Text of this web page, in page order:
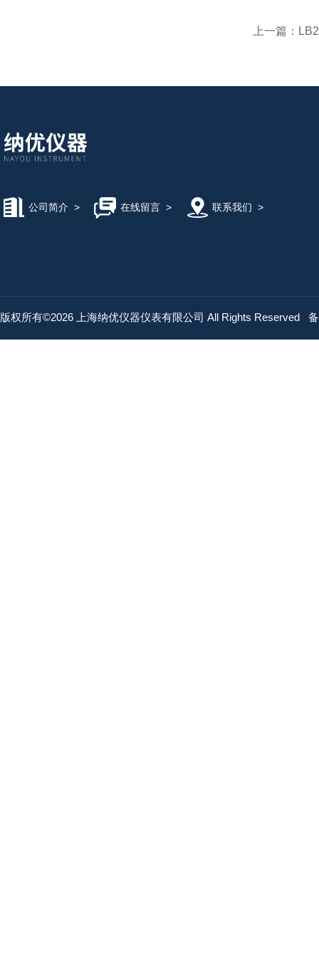
上一篇：
公司简介 > 在线留言> 联系我们 >
版权所有©2026 上海纳优仪器仪表有限公司 All Rights Reserved